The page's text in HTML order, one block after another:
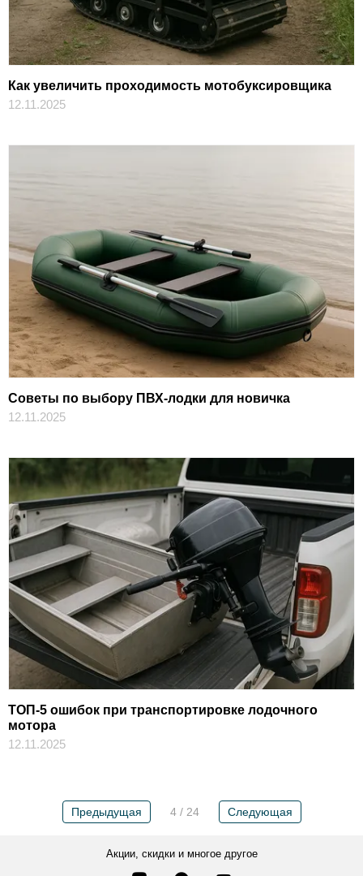
Как увеличить проходимость мотобуксировщика
12.11.2025
Советы по выбору ПВХ-лодки для новичка
12.11.2025
ТОП-5 ошибок при транспортировке лодочного
мотора
12.11.2025
Предыдущая 4 / 24 Следующая
Акции, скидки и многое другое